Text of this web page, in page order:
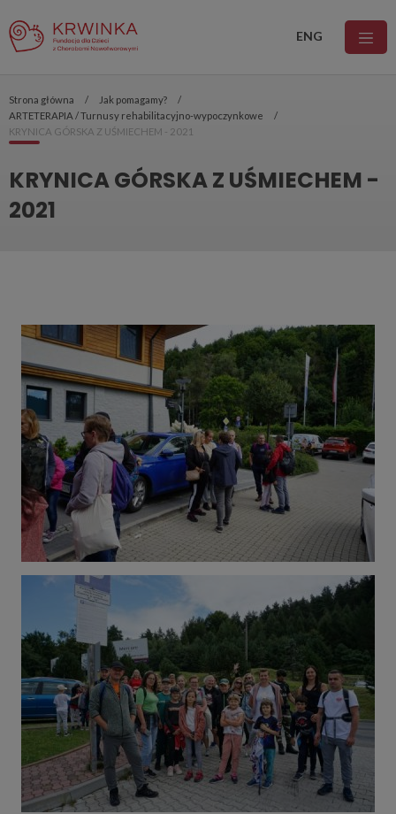
ENG
Strona główna
Jak pomagamy?
ARTETERAPIA / Turnusy rehabilitacyjno-wypoczynkowe
KRYNICA GÓRSKA Z UŚMIECHEM - 2021
KRYNICA GÓRSKA Z UŚMIECHEM -
2021